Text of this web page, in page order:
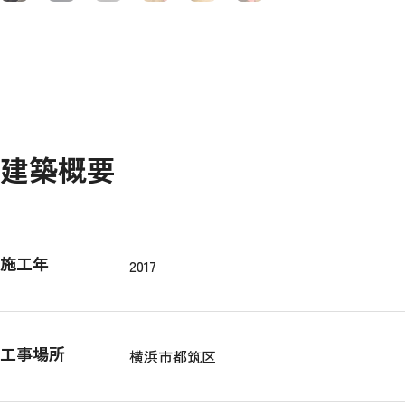
建築概要
施工年 2017
工事場所 横浜市都筑区